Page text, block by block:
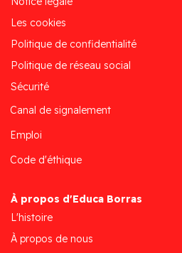
Les cookies
Politique de confidentialité
Politique de réseau social
Sécurité
Canal de signalement
Emploi
Code d'éthique
À propos d'Educa Borras
L'histoire
À propos de nous